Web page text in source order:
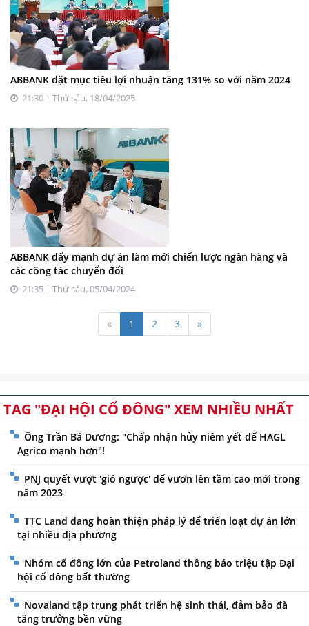
ABBANK đặt mục tiêu lợi nhuận tăng 131% so với năm 2024
21:30 | Thứ sáu, 18/04/2025
ABBANK đẩy mạnh dự án làm mới chiến lược ngân hàng và
các công tác chuyển đổi
21:35 | Thứ sáu, 05/04/2024
« 1 2 3 »
TAG "ĐẠI HỘI CỔ ĐÔNG" XEM NHIỀU NHẤT
Ông Trần Bá Dương: "Chấp nhận hủy niêm yết để HAGL
Agrico mạnh hơn"!
PNJ quyết vượt 'gió ngược' để vươn lên tầm cao mới trong
năm 2023
TTC Land đang hoàn thiện pháp lý để triển loạt dự án lớn
tại nhiều địa phương
Nhóm cổ đông lớn của Petroland thông báo triệu tập Đại
hội cổ đông bất thường
Novaland tập trung phát triển hệ sinh thái, đảm bảo đà
tăng trưởng bền vững